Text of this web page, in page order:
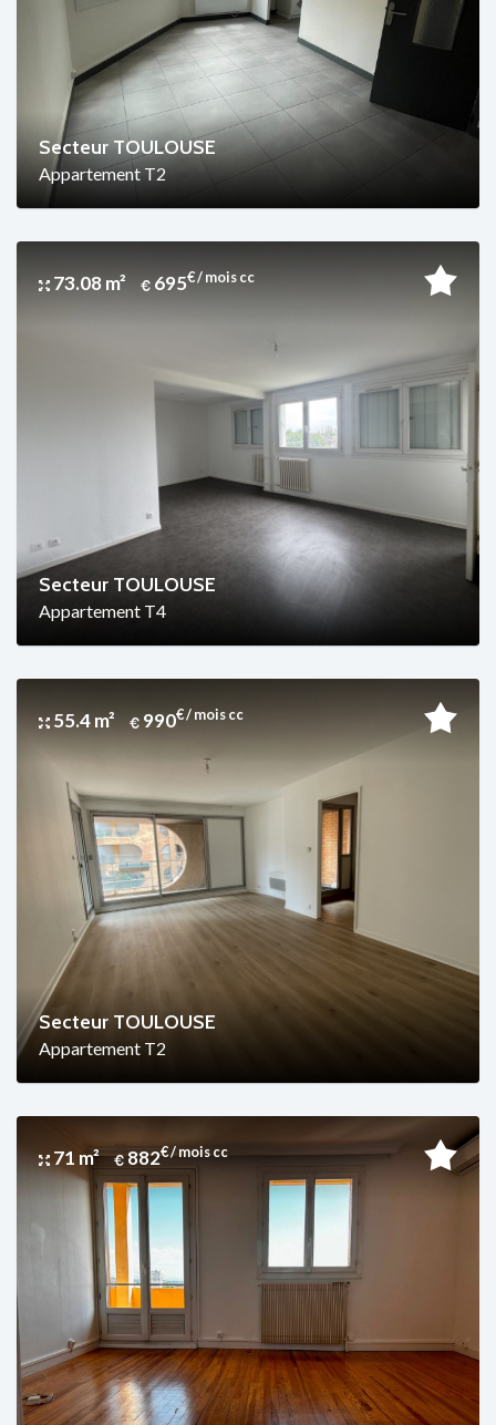
Secteur TOULOUSE
Appartement T2
73.08 m² 695€ / mois cc
Secteur TOULOUSE
Appartement T4
55.4 m² 990€ / mois cc
Secteur TOULOUSE
Appartement T2
71 m² 882€ / mois cc